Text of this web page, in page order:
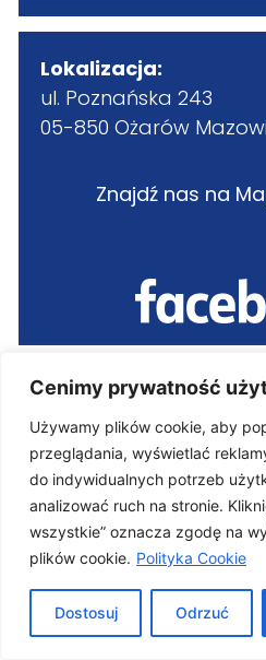
Cenimy prywatność
Używamy plików cookie, aby
przeglądania, wyświetlać
do indywidualnych potrzeb
analizować ruch na stronie.
wszystkie” oznacza zgodę na
plików cookie. Polityka Cookie
Dostosuj Odrzuć
Lokalizacja:
ul. Poznańska 243
05-850 Ożarów
Znajdź nas na
Oferta
Wymiana opon wózek widłowy
Felgi przemysłowe –
Wypełnianie opon
Koła i rolki vulkollan
Koła i rolki poliuretanowe
Sklep